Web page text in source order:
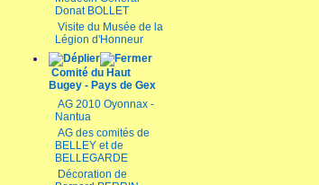
Donat BOLLET
Visite du Musée de la
Légion d'Honneur
Comité du Haut
Bugey - Pays de Gex
AG 2010 Oyonnax -
Nantua
AG des comités de
BELLEY et de
BELLEGARDE
Décoration de